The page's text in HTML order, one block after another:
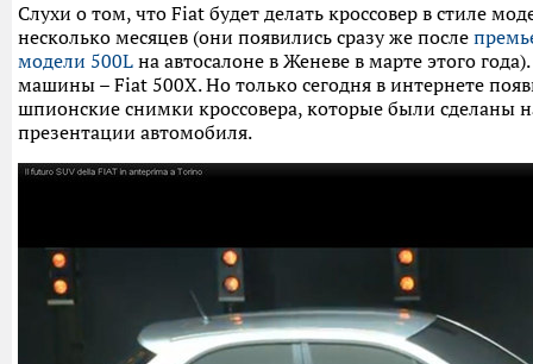
Слухи о том, что Fiat будет делать кроссовер в стиле
несколько месяцев (они появились сразу же после
модели 500L на автосалоне в Женеве в марте этого
машины – Fiat 500X. Но только сегодня в интернете
шпионские снимки кроссовера, которые были сделаны
презентации автомобиля.